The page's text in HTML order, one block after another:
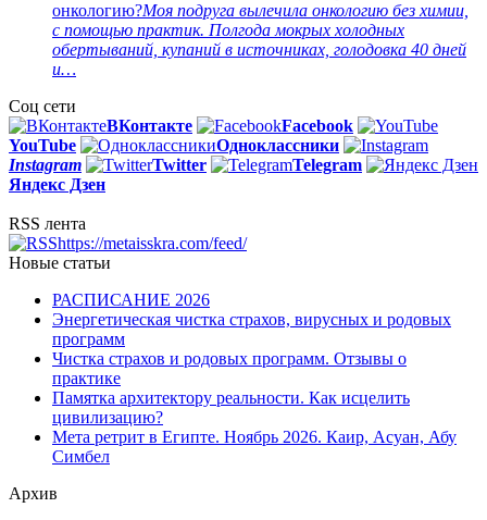
онкологию?Моя подруга вылечила онкологию без химии,
с помощью практик. Полгода мокрых холодных
обертываний, купаний в источниках, голодовка 40 дней
и…
Соц сети
ВКонтакте
Facebook
YouTube
Одноклассники
Instagram
Twitter
Telegram
Яндекс Дзен
RSS лента
https://metaisskra.com/feed/
Новые статьи
РАСПИСАНИЕ 2026
Энергетическая чистка страхов, вирусных и родовых
программ
Чистка страхов и родовых программ. Отзывы о
практике
Памятка архитектору реальности. Как исцелить
цивилизацию?
Мета ретрит в Египте. Ноябрь 2026. Каир, Асуан, Абу
Симбел
Архив